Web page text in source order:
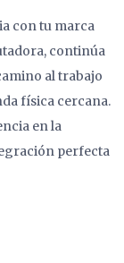
con tu marca
continúa
al trabajo
física cercana.
en la
perfecta